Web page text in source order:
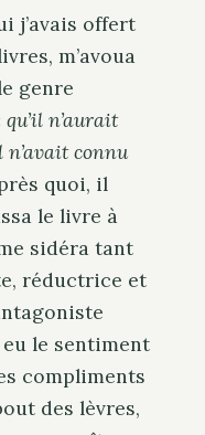
j’avais offert
m’avoua
genre
qu’il n’aurait
n’avait connu
quoi, il
le livre à
sidéra tant
réductrice et
eu le sentiment
compliments
des lèvres,